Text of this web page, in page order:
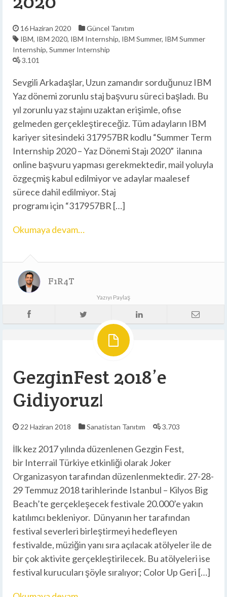
16 Haziran 2020 Güncel Tanıtım
IBM, IBM 2020, IBM Internship, IBM Summer, IBM Summer
Internship, Summer Internship
3.101
Sevgili Arkadaşlar, Uzun zamandır sorduğunuz IBM
Yaz dönemi zorunlu staj başvuru süreci başladı. Bu
yıl zorunlu yaz stajını uzaktan erişimle, ofise
gelmeden gerçekleştireceğiz. Tüm adayların IBM
kariyer sitesindeki 317957BR kodlu “Summer Term
Internship 2020 – Yaz Dönemi Stajı 2020” ilanına
online başvuru yapması gerekmektedir, mail yoluyla
özgeçmiş kabul edilmiyor ve adaylar maalesef
sürece dahil edilmiyor. Staj
programı için “317957BR […]
Okumaya devam…
F1R4T
Yazıyı Paylaş
GezginFest 2018’e
Gidiyoruz!
22 Haziran 2018 Sanatistan Tanıtım 3.703
İlk kez 2017 yılında düzenlenen Gezgin Fest,
bir Interrail Türkiye etkinliği olarak Joker
Organizasyon tarafından düzenlenmektedir. 27-28-
29 Temmuz 2018 tarihlerinde Istanbul – Kilyos Big
Beach’te gerçekleşecek festivale 20.000’e yakın
katılımcı bekleniyor. Dünyanın her tarafından
festival severleri birleştirmeyi hedefleyen
festivalde, müziğin yanı sıra açılacak atölyeler ile de
bir çok aktivite gerçekleştirilecek. Bu atölyeleri ise
festival kurucuları şöyle sıralıyor; Color Up Geri […]